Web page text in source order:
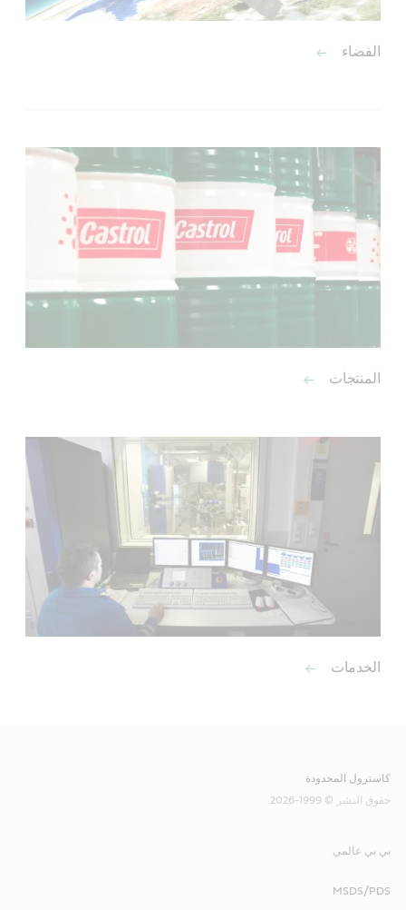
الفضاء
المنتجات
الخدمات
كاسترول المحدودة
حقوق النشر © 1999-2026
بي بي عالمي
MSDS/PDS